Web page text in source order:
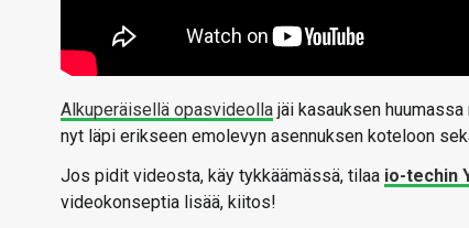
Alkuperäisellä opasvideolla jäi kasauksen
nyt läpi erikseen emolevyn asennuksen koteloon
Jos pidit videosta, käy tykkäämässä, tilaa io-techin
videokonseptia lisää, kiitos!